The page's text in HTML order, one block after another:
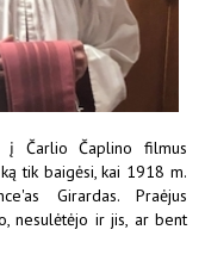
į Čarlio Čaplino filmus
tik baigėsi, kai 1918 m.
Girardas. Praėjus
nesulėtėjo ir jis, ar bent